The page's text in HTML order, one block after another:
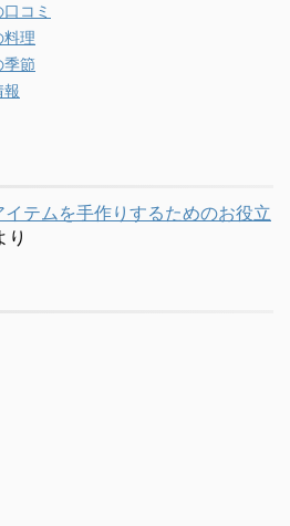
コミ
理
節
報
テムを手作りするためのお役立
り